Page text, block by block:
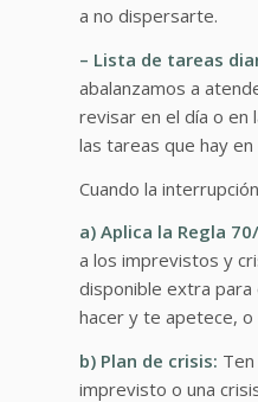
a no dispersarte.
– Lista de tareas
abalanzamos a
revisar en el día o en
las tareas que hay
Cuando la
a) Aplica la Regla
a los imprevistos y
disponible extra
hacer y te apetece,
b) Plan de crisis:
imprevisto o una